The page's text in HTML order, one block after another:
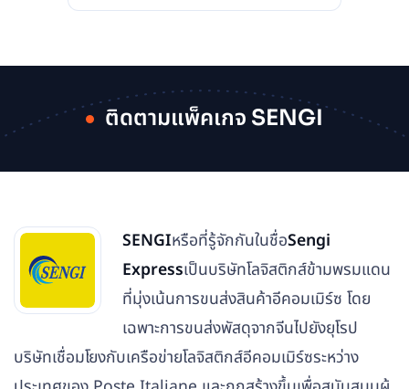
ติดตามแพ็คเกจ SENGI
SENGIหรือที่รู้จักกันในชื่อSengi
Expressเป็นบริษัทโลจิสติกส์ข้ามพรมแดน
ที่มุ่งเน้นการขนส่งสินค้าอีคอมเมิร์ซ โดย
เฉพาะการขนส่งพัสดุจากจีนไปยังยุโรป
บริษัทเชื่อมโยงกับเครือข่ายโลจิสติกส์อีคอมเมิร์ซระหว่าง